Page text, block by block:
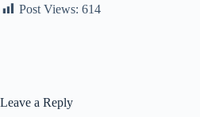
Post Views: 614
Leave a Reply